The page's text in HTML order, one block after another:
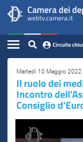
contenuto
principale
WebTV
Camera
dei
Deputati
menu
di
navigazione
Camera dei
webtv.camera.it
Home
Assemblea
Presidente
Commissioni
Eventi
Conferenze Stampa
Cerca
Circuito
Contenuto
Martedì 10 Maggio 2022
Il ruolo dei
Incontro
Consiglio